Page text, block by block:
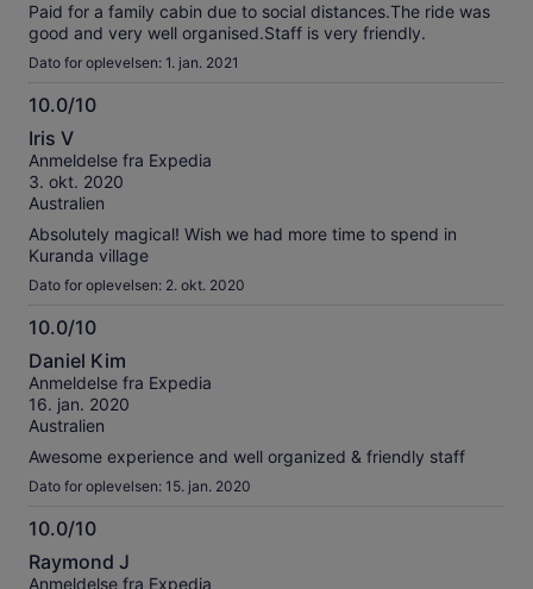
Paid for a family cabin due to social distances.The ride was
good and very well organised.Staff is very friendly.
Dato for oplevelsen: 1. jan. 2021
10.0/10
10.0
ud
af
10
Iris V
Anmeldelse fra Expedia
3. okt. 2020
Australien
Absolutely magical! Wish we had more time to spend in
Kuranda village
Dato for oplevelsen: 2. okt. 2020
10.0/10
10.0
ud
af
10
Daniel Kim
Anmeldelse fra Expedia
16. jan. 2020
Australien
Awesome experience and well organized & friendly staff
Dato for oplevelsen: 15. jan. 2020
10.0/10
10.0
ud
Raymond J
Anmeldelse fra Expedia